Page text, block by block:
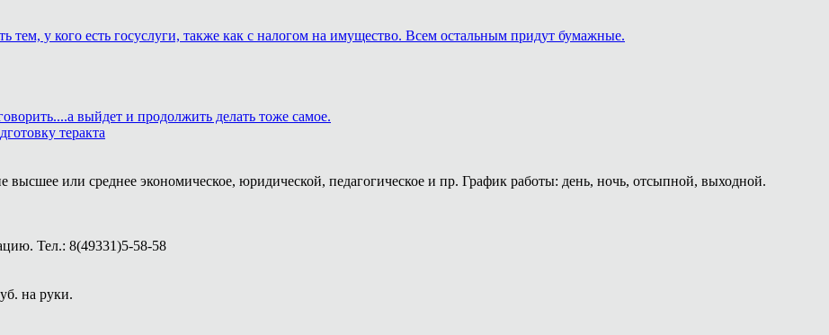
тем, у кого есть госуслуги, также как с налогом на имущество. Всем остальным придут бумажные.
выйдет и продолжить делать тоже самое.
теракта
высшее или среднее экономическое, юридической, педагогическое и пр. График работы: день, ночь, отсыпной, выходной.
Тел.: 8(49331)5-58-58
на руки.